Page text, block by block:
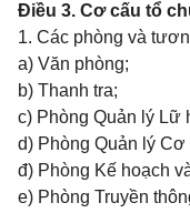
Điều 3. Cơ cấu tổ
1. Các phòng và
a) Văn phòng;
b) Thanh tra;
c) Phòng Quản lý Lữ
d) Phòng Quản lý
đ) Phòng Kế hoạch
e) Phòng Truyền